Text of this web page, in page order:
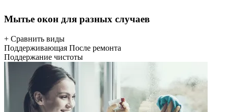
Мытье окон для разных случаев
+ Сравнить виды
Поддерживающая После ремонта
Поддержание чистоты